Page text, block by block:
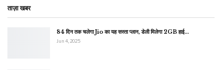
ताज़ा खबर
84 दिन तक चलेगा Jio का यह सस्ता प्लान, डेली मिलेगा 2GB हाई…
Jun 4, 2025